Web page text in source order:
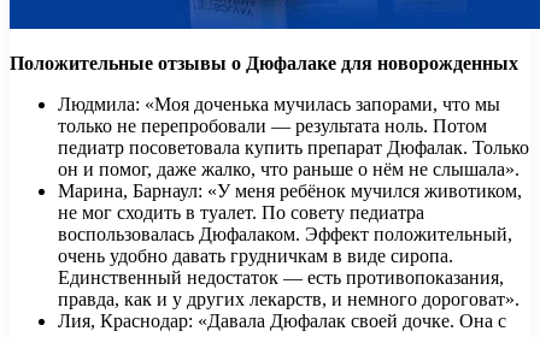
Положительные отзывы о Дюфалаке для новорожденных
Людмила: «Моя доченька мучилась запорами, что мы
только не перепробовали — результата ноль. Потом
педиатр посоветовала купить препарат Дюфалак. Только
он и помог, даже жалко, что раньше о нём не слышала».
Марина, Барнаул: «У меня ребёнок мучился животиком,
не мог сходить в туалет. По совету педиатра
воспользовалась Дюфалаком. Эффект положительный,
очень удобно давать грудничкам в виде сиропа.
Единственный недостаток — есть противопоказания,
правда, как и у других лекарств, и немного дороговат».
Лия, Краснодар: «Давала Дюфалак своей дочке. Она с